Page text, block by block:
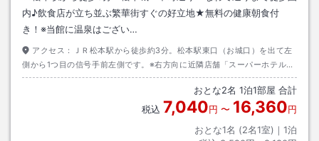
内♪飲食店が立ち並ぶ繁華街すぐの好立地★無料の健康朝食付
き！※当館に温泉はござい…
アクセス：
ＪＲ松本駅から徒歩約3分。松本駅東口（お城口）を出て左
側から1つ目の信号手前左側です。※右方向に近隣店舗「スーパーホテル松
本・お城口（旧：スーパーホテル松本天然温泉）」がありますのでご注意
おとな2名 1泊1部屋 合計
税込 7,040円 〜 16,360円
おとな1名 (2名1室)｜ 1泊